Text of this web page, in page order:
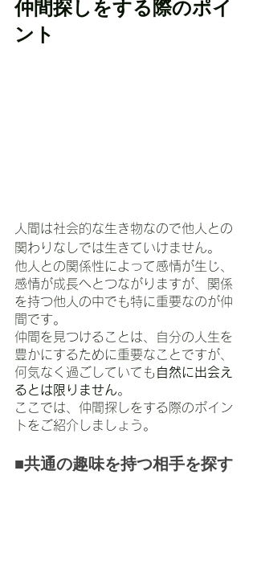
仲間探しをする際のポイ
ント
人間は社会的な生き物なので他人との
関わりなしでは生きていけません。
他人との関係性によって感情が生じ、
感情が成長へとつながりますが、関係
を持つ他人の中でも特に重要なのが仲
間です。
仲間を見つけることは、自分の人生を
豊かにするために重要なことですが、
何気なく過ごしていても 自然に出会え
るとは限りません。
ここでは、仲間探しをする際のポイン
トをご紹介しましょう。
■共通の趣味を持つ相手を探す